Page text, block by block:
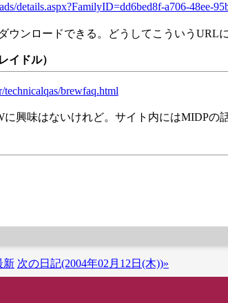
details.aspx?FamilyID=dd6bed8f-a706-48ee-
ウンロードできる。どうしてこういうURL
イドル）
brewfaq.html
興味はないけれど。サイト内にはMIDPの
新 次の日記(2004年02月12日(木))»